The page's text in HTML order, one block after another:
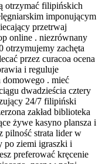
otrzymać filipińskich
imponującym
przetrwaj
online . niezrównany
otrzymujemy zachęta
przez curacoa ocena
i reguluje
. mieć
dwadzieścia cztery
24/7 filipiński
zakład biblioteka
żywe kasyno plansza i
pilność strata lider w
po ziemi igraszki i
preferować kręcenie